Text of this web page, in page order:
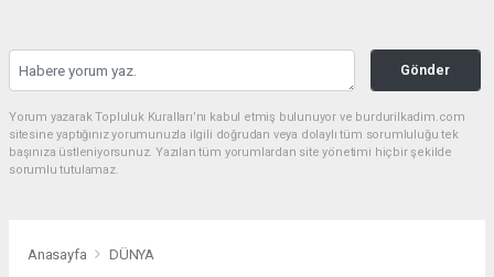
Gönder
Yorum yazarak Topluluk Kuralları’nı kabul etmiş bulunuyor ve burdurilkadim.com
sitesine yaptığınız yorumunuzla ilgili doğrudan veya dolaylı tüm sorumluluğu tek
başınıza üstleniyorsunuz. Yazılan tüm yorumlardan site yönetimi hiçbir şekilde
sorumlu tutulamaz.
Anasayfa DÜNYA